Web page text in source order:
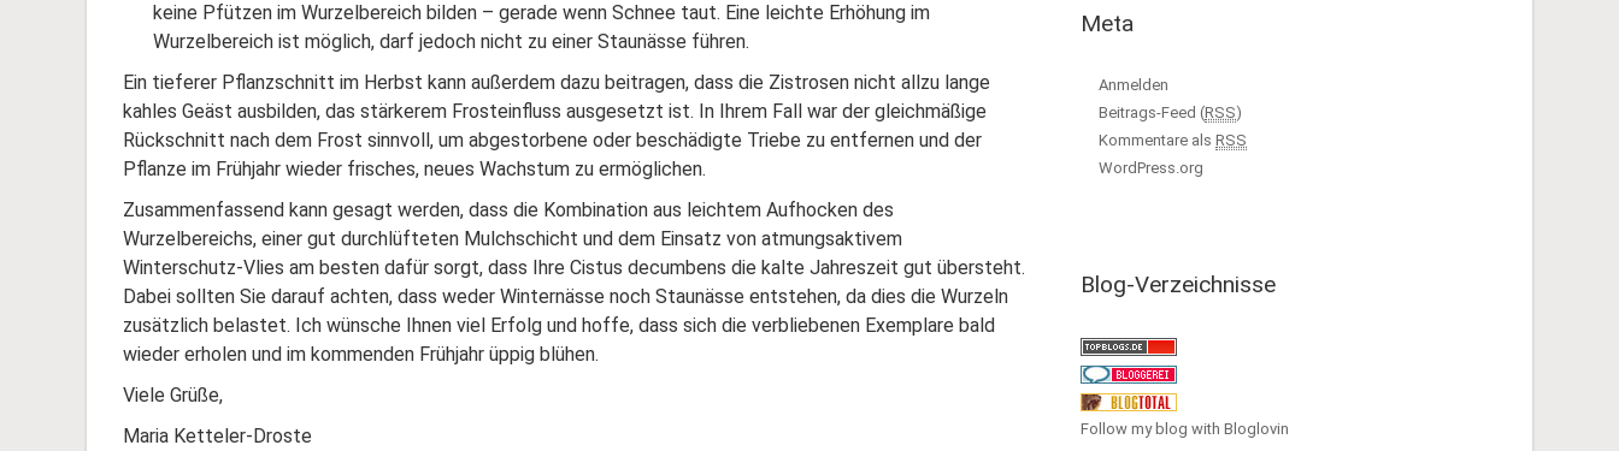
keine Pfützen im Wurzelbereich bilden – gerade wenn Schnee taut. Eine leichte Erhöhung im
Wurzelbereich ist möglich, darf jedoch nicht zu einer Staunässe führen.
Ein tieferer Pflanzschnitt im Herbst kann außerdem dazu beitragen, dass die Zistrosen nicht allzu lange
kahles Geäst ausbilden, das stärkerem Frosteinfluss ausgesetzt ist. In Ihrem Fall war der gleichmäßige
Rückschnitt nach dem Frost sinnvoll, um abgestorbene oder beschädigte Triebe zu entfernen und der
Pflanze im Frühjahr wieder frisches, neues Wachstum zu ermöglichen.
Zusammenfassend kann gesagt werden, dass die Kombination aus leichtem Aufhocken des
Wurzelbereichs, einer gut durchlüfteten Mulchschicht und dem Einsatz von atmungsaktivem
Winterschutz-Vlies am besten dafür sorgt, dass Ihre Cistus decumbens die kalte Jahreszeit gut übersteht.
Dabei sollten Sie darauf achten, dass weder Winternässe noch Staunässe entstehen, da dies die Wurzeln
zusätzlich belastet. Ich wünsche Ihnen viel Erfolg und hoffe, dass sich die verbliebenen Exemplare bald
wieder erholen und im kommenden Frühjahr üppig blühen.
Viele Grüße,
Maria Ketteler-Droste
Meta
Anmelden
Beitrags-Feed (RSS)
Kommentare als RSS
WordPress.org
Blog-Verzeichnisse
Follow my blog with Bloglovin